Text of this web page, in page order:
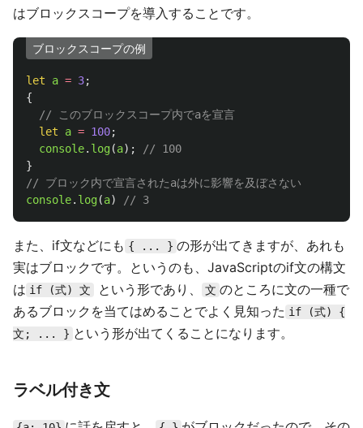
はブロックスコープを導入することです。
ブロックスコープの例
let a = 3;
{
// このブロックスコープ内でaを宣言
let
a = 100;
console. log(a);
// 100
}
// ブロック内で宣言されたaは外に影響を及ぼさない
console. log(a) // 3
また、if文などにも { ... } の形が出てきますが、あれも
実はブロックです。というのも、JavaScriptのif文の構文
は if (式) 文 という形であり、 文 のところに文の一種で
あるブロックを当てはめることでよく見知った if (式) {
文; ... } という形が出てくることになります。
ラベル付き文